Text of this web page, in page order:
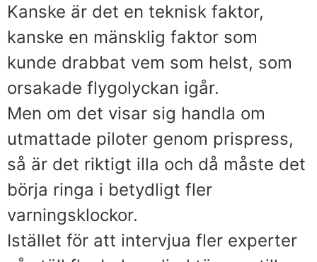
Kanske är det en teknisk faktor,
kanske en mänsklig faktor som
kunde drabbat vem som helst, som
orsakade flygolyckan igår.
Men om det visar sig handla om
utmattade piloter genom prispress,
så är det riktigt illa och då måste det
börja ringa i betydligt fler
varningsklockor.
Istället för att intervjua fler experter